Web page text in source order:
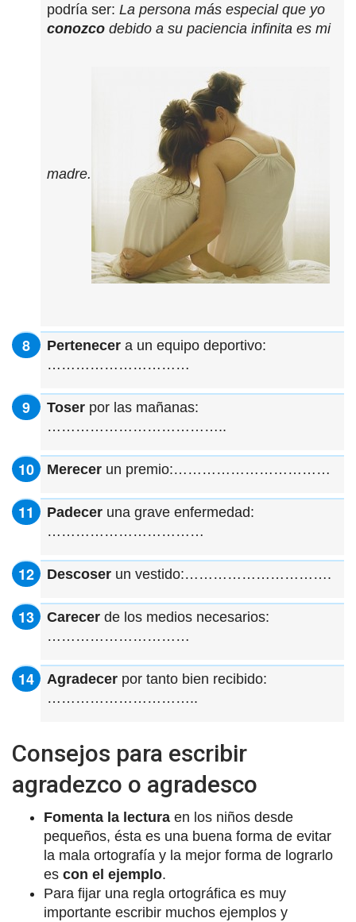
podría ser: La persona más especial que yo
conozco debido a su paciencia infinita es mi
madre.
Pertenecer a un equipo deportivo:
…………………………
Toser por las mañanas:
………………………………..
Merecer un premio:……………………………
Padecer una grave enfermedad:
……………………………
Descoser un vestido:………………………….
Carecer de los medios necesarios:
…………………………
Agradecer por tanto bien recibido:
…………………………..
Consejos para escribir
agradezco o agradesco
Fomenta la lectura en los niños desde
pequeños, ésta es una buena forma de evitar
la mala ortografía y la mejor forma de lograrlo
es con el ejemplo.
Para fijar una regla ortográfica es muy
importante escribir muchos ejemplos y